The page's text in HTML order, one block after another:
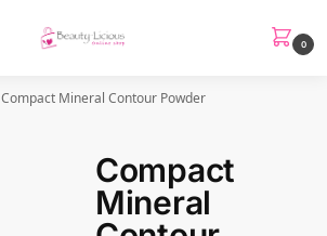
0
Compact Mineral Contour Powder
Compact
Mineral